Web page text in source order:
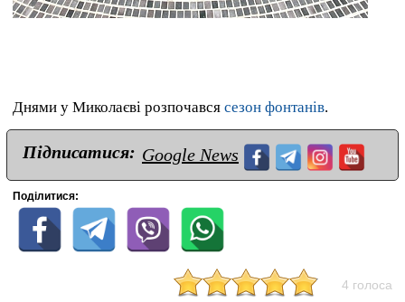
Днями у Миколаєві розпочався сезон фонтанів.
Підписатися: Google News
Поділитися:
4 голоса